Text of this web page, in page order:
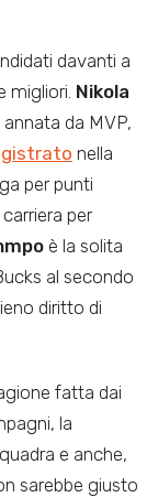
davanti a
migliori. Nikola
da MVP,
nella
per punti
per
è la solita
al secondo
diritto di
fatta dai
la
e anche,
sarebbe giusto